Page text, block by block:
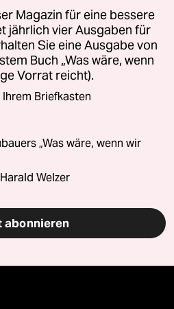
Magazin für eine bessere
jährlich vier Ausgaben für
Sie eine Ausgabe von
Buch „Was wäre, wenn
Vorrat reicht).
Briefkasten
„Was wäre, wenn wir
Welzer
abonnieren